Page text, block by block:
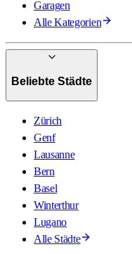
Garagen
Alle Kategorien
Beliebte Städte
Zürich
Genf
Lausanne
Bern
Basel
Winterthur
Lugano
Alle Städte